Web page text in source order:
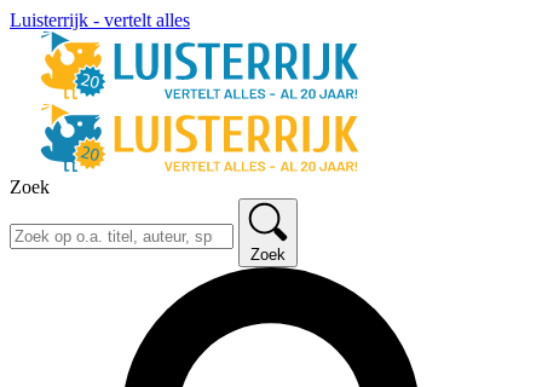
Luisterrijk - vertelt alles
Zoek
Zoek